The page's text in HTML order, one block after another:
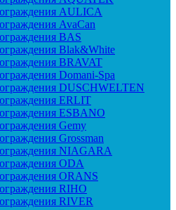
AULICA
AvaCan
BAS
Blak&White
BRAVAT
Domani-Spa
DUSCHWELTEN
ERLIT
ESBANO
Gemy
Grossman
NIAGARA
ODA
ORANS
RIHO
RIVER